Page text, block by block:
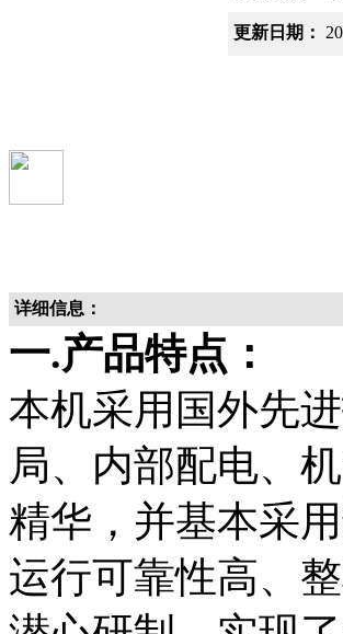
更新日期：
详细信息：
一.产品特点：
本机采用国外先
局、内部配电、
精华，并基本采
运行可靠性高、